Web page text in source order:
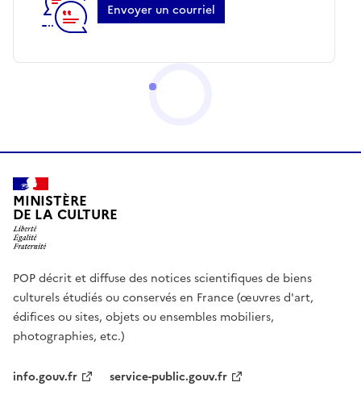
Envoyer un courriel
MINISTÈRE
DE LA CULTURE
POP décrit et diffuse des notices scientifiques de biens
culturels étudiés ou conservés en France (œuvres d'art,
édifices ou sites, objets ou ensembles mobiliers,
photographies, etc.)
info.gouv.fr
service-public.gouv.fr